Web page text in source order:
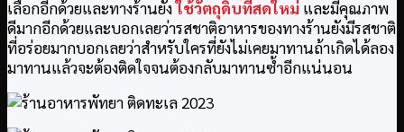
เลือกอีกด้วยและทางร้านยังใช้วัตถุดิบที่สดใหม่ และมีคุณภาพ
ดีมากอีกด้วยและบอกเลยว่ารสชาติอาหารของทางร้านยังมีรสชาติ
ที่อร่อยมากบอกเลยว่าสำหรับใครที่ยังไม่เคยมาทานถ้าเกิดได้ลอง
มาทานแล้วจะต้องติดใจจนต้องกลับมาทานซ้ำอีกแน่นอน